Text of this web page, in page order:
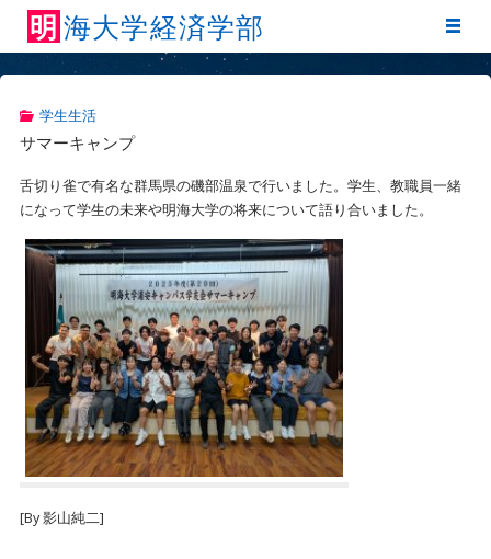
明 海大学経済学部
学生生活
サマーキャンプ
舌切り雀で有名な群馬県の磯部温泉で行いました。学生、教職員一緒
になって学生の未来や明海大学の将来について語り合いました。
[By 影山純二]